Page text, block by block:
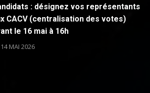
: désignez vos représentants
CACV (centralisation des votes)
le 16 mai à 16h
14 MAI 2026